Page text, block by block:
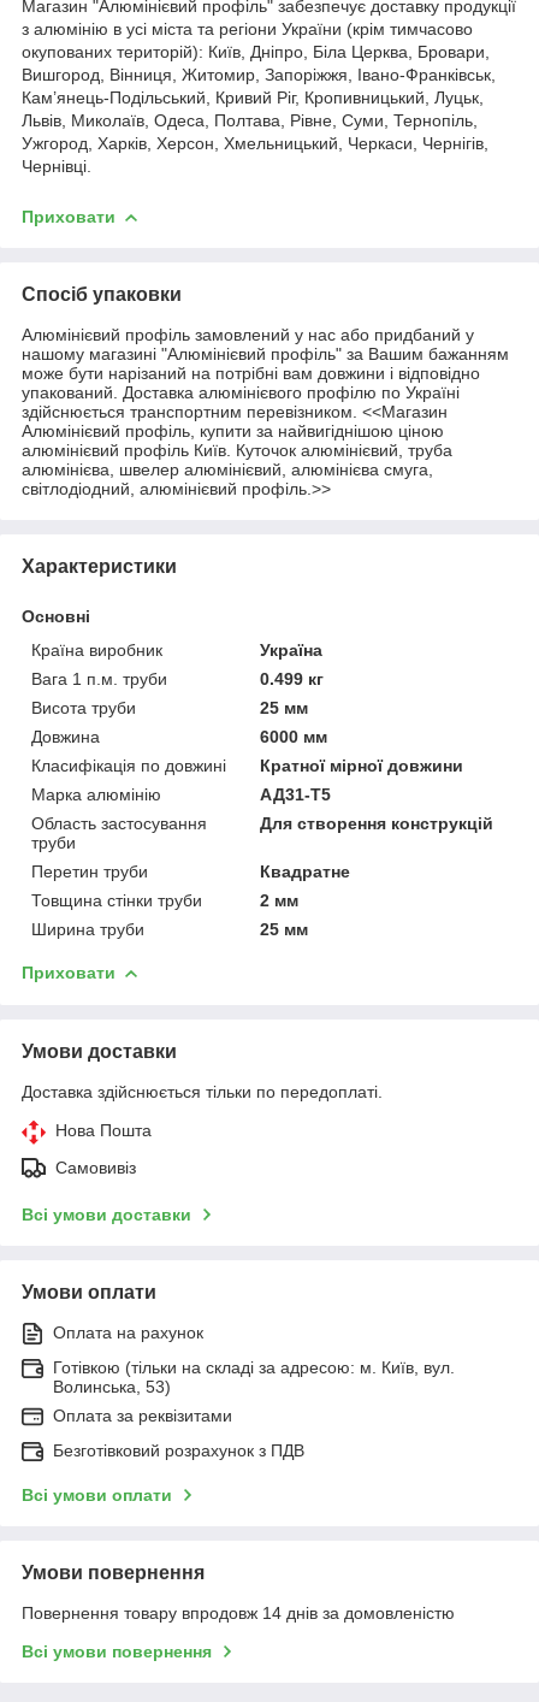
Магазин "Алюмінієвий профіль" забезпечує доставку продукції
з алюмінію в усі міста та регіони України (крім тимчасово
окупованих територій): Київ, Дніпро, Біла Церква, Бровари,
Вишгород, Вінниця, Житомир, Запоріжжя, Івано-Франківськ,
Кам’янець-Подільський, Кривий Ріг, Кропивницький, Луцьк,
Львів, Миколаїв, Одеса, Полтава, Рівне, Суми, Тернопіль,
Ужгород, Харків, Херсон, Хмельницький, Черкаси, Чернігів,
Чернівці.
Приховати
Спосіб упаковки
Алюмінієвий профіль замовлений у нас або придбаний у
нашому магазині "Алюмінієвий профіль" за Вашим бажанням
може бути нарізаний на потрібні вам довжини і відповідно
упакований. Доставка алюмінієвого профілю по Україні
здійснюється транспортним перевізником. <<Магазин
Алюмінієвий профіль, купити за найвигіднішою ціною
алюмінієвий профіль Київ. Куточок алюмінієвий, труба
алюмінієва, швелер алюмінієвий, алюмінієва смуга,
світлодіодний, алюмінієвий профіль.>>
Характеристики
Основні
Країна виробник
Україна
Вага 1 п.м. труби
0.499 кг
Висота труби
25 мм
Довжина
6000 мм
Класифікація по довжині
Кратної мірної довжини
Марка алюмінію
АД31-Т5
Область застосування
труби
Для створення конструкцій
Перетин труби
Квадратне
Товщина стінки труби
2 мм
Ширина труби
25 мм
Приховати
Умови доставки
Доставка здійснюється тільки по передоплаті.
Нова Пошта
Самовивіз
Всі умови доставки
Умови оплати
Оплата на рахунок
Готівкою (тільки на складі за адресою: м. Київ, вул.
Волинська, 53)
Оплата за реквізитами
Безготівковий розрахунок з ПДВ
Всі умови оплати
Умови повернення
Повернення товару впродовж 14 днів за домовленістю
Всі умови повернення